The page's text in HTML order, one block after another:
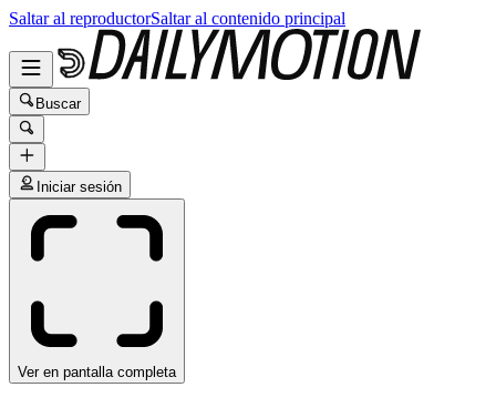
Saltar al reproductorSaltar al contenido principal
Buscar
Iniciar sesión
Ver en pantalla completa